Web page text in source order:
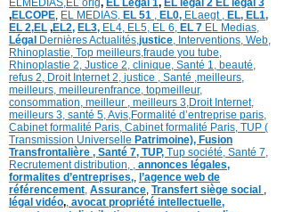
,ELCOPE EL MEDIAS, EL 51 EL0, ELaegt , EL, EL1,
EL 2,EL ,EL2, EL3, EL4, EL5, EL 6, EL 7 EL Medias,
Légal DernièresActualités, justice Interventions, Web,
Rhinoplastie Top meilleurs fraude you tube
Rhinoplastie 2 Justice 2 clinique Santé 1
, beauté,
refus 2 Droit Internet 2 justice , Santé , meilleurs
meilleurs meilleurenfrance, topmeilleur,
consommation , meilleur , meilleurs 3, Droit Internet,
meilleurs 3, santé 5, Avis Formalité d’entreprise paris,
Cabinet formalité Paris, Cabinet formalité Paris, TUP (
Transmission Universelle Patrimoine), Fusion
Transfrontalière , Santé 7, TUP, Tup société, Santé 7,
Recrutement distribution,
annonces légales,
formalites d’entreprises, l’agence web de
référencement Assurance Transfert siège social
légal vidéo, avocat propriété intellectuelle,